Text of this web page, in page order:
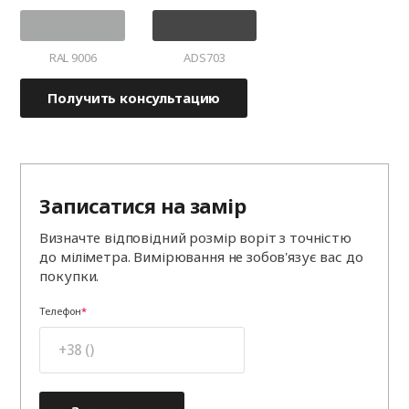
RAL 9006 ADS703
Получить консультацию
Записатися на замір
Визначте відповідний розмір воріт з точністю
до міліметра. Вимірювання не зобов'язує вас до
покупки.
Телефон